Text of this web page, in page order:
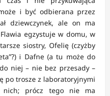
i być odbierana przez
dziewczynek, ale on ma
egzystuje w domu, w
siostry, Ofelię (czyżby
i Dafne (a tu może do
do niej – nie bez przesady –
po trosze z laboratoryjnymi
nich; prócz tego nie ma